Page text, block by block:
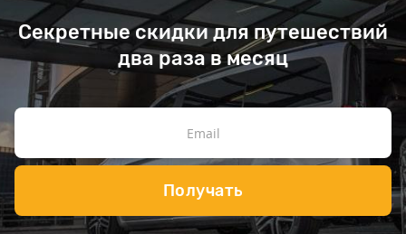
Секретные скидки для путешествий
два раза в месяц
Получать